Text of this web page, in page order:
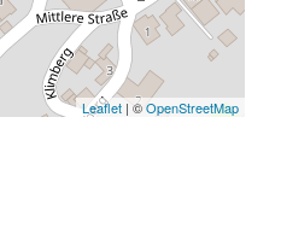
Leaflet | ©OpenStreetMap